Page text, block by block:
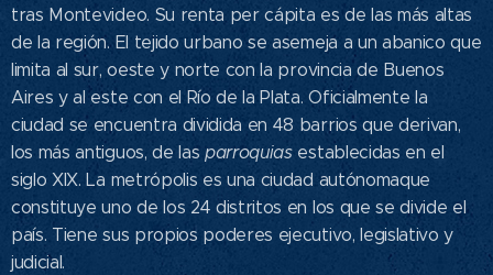
tras Montevideo.​ Su renta per cápita es de las más altas
de la región. El tejido urbano se asemeja a un abanico que
limita al sur, oeste y norte con la provincia de Buenos
Aires y al este con el Río de la Plata. Oficialmente la
ciudad se encuentra dividida en 48 barrios que derivan,
los más antiguos, de las parroquiasestablecidas en el
siglo XIX. La metrópolis es una ciudad autónomaque
constituye uno de los 24 distritos en los que se divide el
país. Tiene sus propios poderes ejecutivo, legislativo y
judicial.